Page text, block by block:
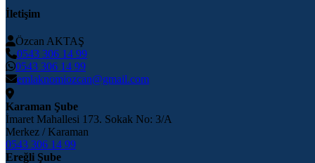
İletişim
Özcan AKTAŞ
0543 306 14 99
0543 306 14 99
emlaknomiozcan@gmail.com
Karaman Şube
İmaret Mahallesi 173. Sokak No: 3/A
Merkez / Karaman
0543 306 14 99
Ereğli Şube